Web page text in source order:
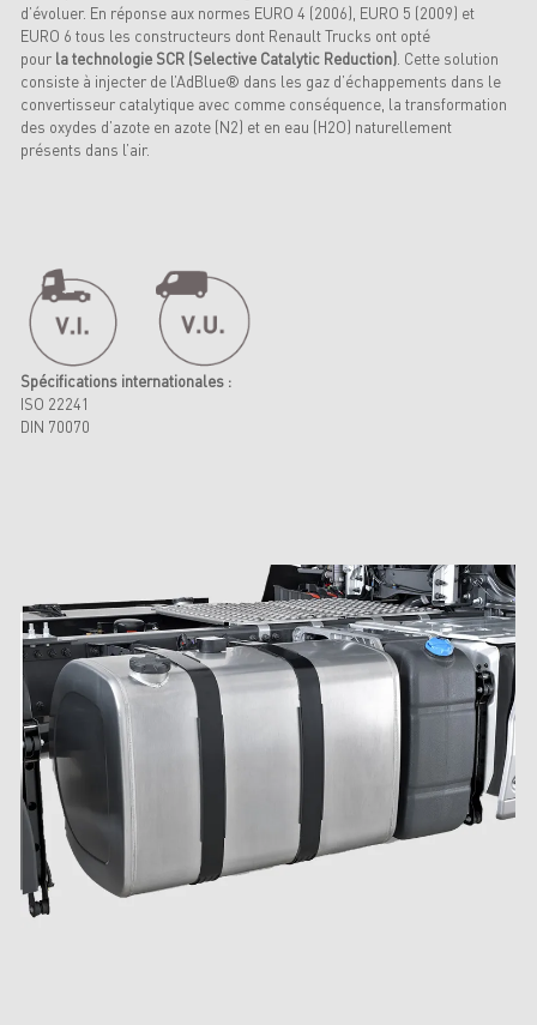
d’évoluer. En réponse aux normes EURO 4 (2006), EURO 5 (2009) et
EURO 6 tous les constructeurs dont Renault Trucks ont opté
pour la technologie SCR (Selective Catalytic Reduction) . Cette solution
consiste à injecter de l’AdBlue® dans les gaz d’échappements dans le
convertisseur catalytique avec comme conséquence, la transformation
des oxydes d’azote en azote (N2) et en eau (H2O) naturellement
présents dans l’air.
Spécifications internationales :
ISO 22241
DIN 70070